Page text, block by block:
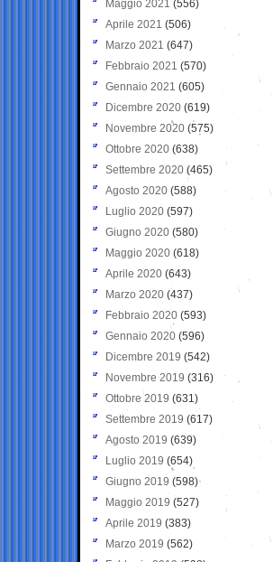
Maggio 2021 (556)
Aprile 2021 (506)
Marzo 2021 (647)
Febbraio 2021 (570)
Gennaio 2021 (605)
Dicembre 2020 (619)
Novembre 2020 (575)
Ottobre 2020 (638)
Settembre 2020(465)
Agosto 2020 (588)
Luglio 2020 (597)
Giugno 2020 (580)
Maggio 2020 (618)
Aprile 2020 (643)
Marzo 2020 (437)
Febbraio 2020 (593)
Gennaio 2020 (596)
Dicembre 2019 (542)
Novembre 2019 (316)
Ottobre 2019 (631)
Settembre 2019 (617)
Agosto 2019 (639)
Luglio 2019 (654)
Giugno 2019 (598)
Maggio 2019 (527)
Aprile 2019 (383)
Marzo 2019 (562)